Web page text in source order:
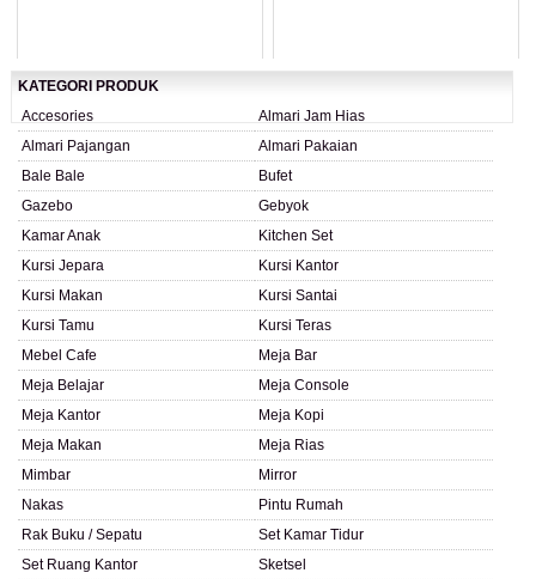
KATEGORI PRODUK
Accesories
Almari Jam Hias
Almari Pajangan
Almari Pakaian
Bale Bale
Bufet
Gazebo
Gebyok
Kamar Anak
Kitchen Set
Kursi Jepara
Kursi Kantor
Kursi Makan
Kursi Santai
Kursi Tamu
Kursi Teras
Mebel Cafe
Meja Bar
Meja Belajar
Meja Console
Meja Kantor
Meja Kopi
Meja Makan
Meja Rias
Mimbar
Mirror
Nakas
Pintu Rumah
Rak Buku / Sepatu
Set Kamar Tidur
Set Ruang Kantor
Sketsel